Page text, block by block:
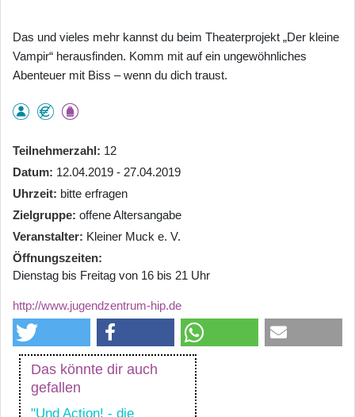
Das und vieles mehr kannst du beim Theaterprojekt „Der kleine
Vampir“ herausfinden. Komm mit auf ein ungewöhnliches
Abenteuer mit Biss – wenn du dich traust.
Teilnehmerzahl
12
Datum 12.04.2019 - 27.04.2019
Uhrzeit bitte erfragen
Zielgruppe offene Altersangabe
Veranstalter Kleiner Muck e. V.
Öffnungszeiten
Dienstag bis Freitag von 16 bis 21 Uhr
http://www.jugendzentrum-hip.de
Das könnte dir auch
gefallen
"Und Action! - die